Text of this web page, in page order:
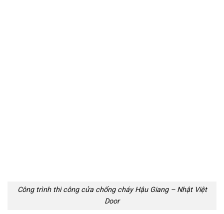
Công trình thi công cửa chống cháy Hậu Giang – Nhật Việt
Door